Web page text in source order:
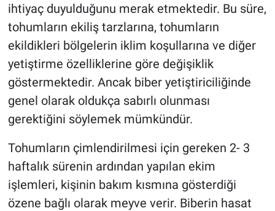
ihtiyaç duyulduğunu merak etmektedir. Bu süre,
tohumların ekiliş tarzlarına, tohumların
ekildikleri bölgelerin iklim koşullarına ve diğer
yetiştirme özelliklerine göre değişiklik
göstermektedir. Ancak biber yetiştiriciliğinde
genel olarak oldukça sabırlı olunması
gerektiğini söylemek mümkündür.
Tohumların çimlendirilmesi için gereken 2- 3
haftalık sürenin ardından yapılan ekim
işlemleri, kişinin bakım kısmına gösterdiği
özene bağlı olarak meyve verir. Biberin hasat